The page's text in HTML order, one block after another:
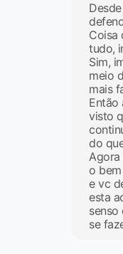
Coisa
tudo,
Sim,
meio
mais
Então
visto
do
Agora
o
e vc
esta
senso
se